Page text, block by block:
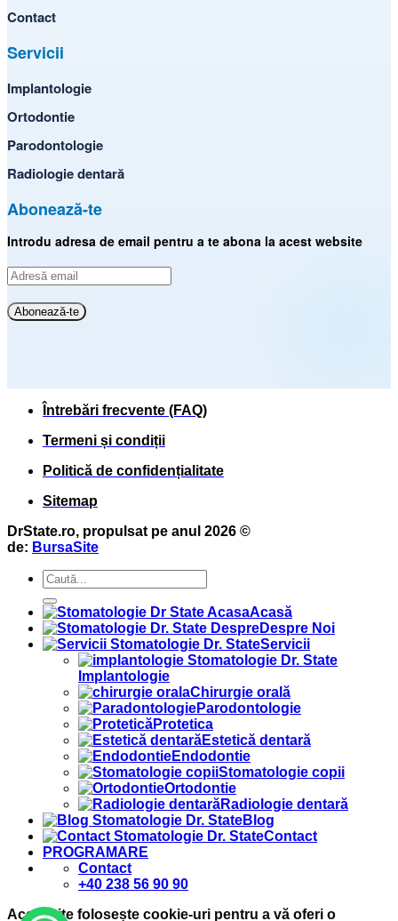
Contact
Servicii
Implantologie
Ortodontie
Parodontologie
Radiologie dentară
Abonează-te
Introdu adresa de email pentru a te abona la acest website
Adresă
Abonează-te
Întrebări frecvente (FAQ)
Termeni și condiții
Politică de confidențialitate
Sitemap
DrState.ro, propulsat pe anul 2026 ©
de: BursaSite
Acasă
Despre Noi
Servicii
Implantologie
Chirurgie orală
Parodontologie
Protetica
Estetică dentară
Endodontie
Stomatologie copii
Ortodontie
Radiologie dentară
Blog
Contact
PROGRAMARE
Contact
+40 238 56 90 90
Acest site folosește cookie-uri pentru a vă oferi o